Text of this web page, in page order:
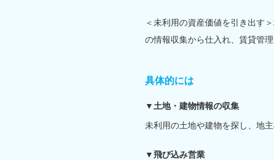
＜未利用の資産価値を引き出す
の情報収集から仕入れ、賃貸管
具体的には
▼土地・建物情報の収集
未利用の土地や建物を探し、地
▼飛び込み営業